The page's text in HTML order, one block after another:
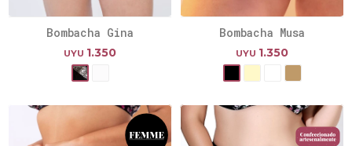
Bombacha Gina
UYU 1.350
Bombacha Musa
UYU 1.350